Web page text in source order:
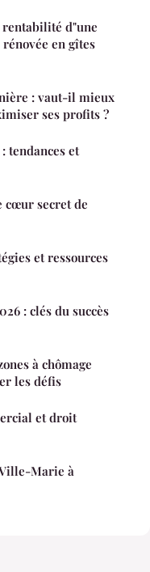
d"une
en gîtes
: vaut-il mieux
ses profits ?
tendances et
cœur secret de
et ressources
: clés du succès
à chômage
les défis
et droit
Marie à